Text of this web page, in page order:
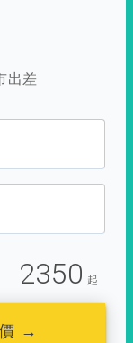
出差
2350 起
→